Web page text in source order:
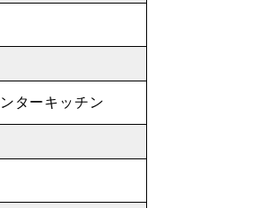
ターキッチン